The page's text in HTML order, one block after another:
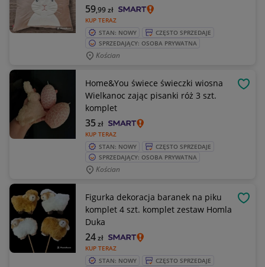
KUP TERAZ
59,99zł
STAN: NOWY
CZĘSTO SPRZEDAJE
SPRZEDAJĄCY: OSOBA PRYWATNA
Kościan
Home&You świece świeczki wiosna
Wielkanoc zając pisanki róż 3 szt.
komplet
KUP TERAZ
35zł
STAN: NOWY
CZĘSTO SPRZEDAJE
SPRZEDAJĄCY: OSOBA PRYWATNA
Kościan
Figurka dekoracja baranek na piku
komplet 4 szt. komplet zestaw Homla
Duka
KUP TERAZ
24zł
STAN: NOWY
CZĘSTO SPRZEDAJE